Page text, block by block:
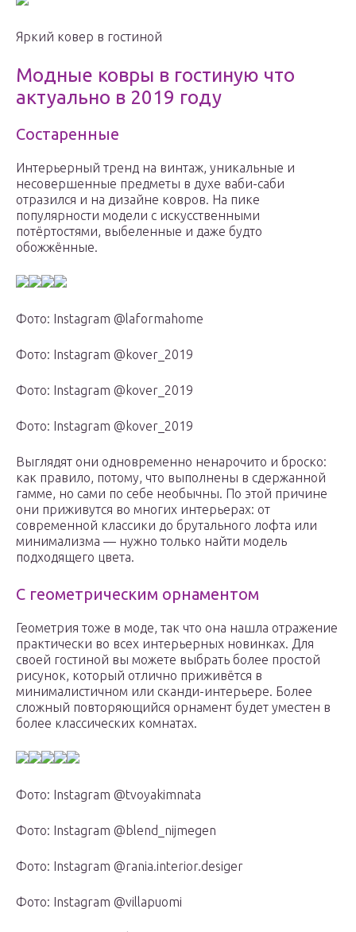
Яркий ковер в гостиной
Модные ковры в гостиную что
актуально в 2019 году
Cостаренные
Интерьерный тренд на винтаж, уникальные и
несовершенные предметы в духе ваби-саби
отразился и на дизайне ковров. На пике
популярности модели с искусственными
потёртостями, выбеленные и даже будто
обожжённые.
Фото: Instagram @laformahome
Фото: Instagram @kover_2019
Фото: Instagram @kover_2019
Фото: Instagram @kover_2019
Выглядят они одновременно ненарочито и броско:
как правило, потому, что выполнены в сдержанной
гамме, но сами по себе необычны. По этой причине
они приживутся во многих интерьерах: от
современной классики до брутального лофта или
минимализма — нужно только найти модель
подходящего цвета.
С геометрическим орнаментом
Геометрия тоже в моде, так что она нашла отражение
практически во всех интерьерных новинках. Для
своей гостиной вы можете выбрать более простой
рисунок, который отлично приживётся в
минималистичном или сканди-интерьере. Более
сложный повторяющийся орнамент будет уместен в
более классических комнатах.
Фото: Instagram @tvoyakimnata
Фото: Instagram @blend_nijmegen
Фото: Instagram @rania.interior.desiger
Фото: Instagram @villapuomi